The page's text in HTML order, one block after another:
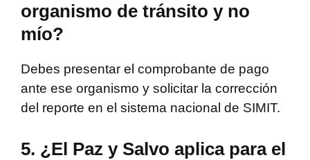
organismo de tránsito y no
mío?
Debes presentar el comprobante de pago
ante ese organismo y solicitar la corrección
del reporte en el sistema nacional de SIMIT.
5. ¿El Paz y Salvo aplica para el